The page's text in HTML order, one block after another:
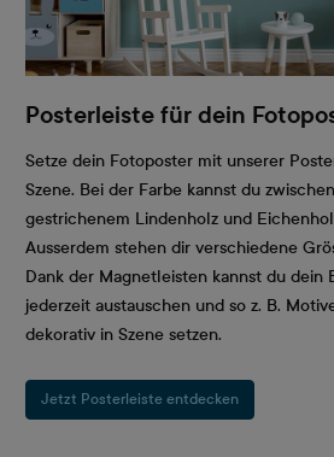
Posterleiste für dein
Setze dein Fotoposter mit unserer
Szene. Bei der Farbe kannst du
gestrichenem Lindenholz und
Ausserdem stehen dir verschiedene
Dank der Magnetleisten kannst du dein
jederzeit austauschen und so z. B.
dekorativ in Szene setzen.
Jetzt Posterleiste entdecken